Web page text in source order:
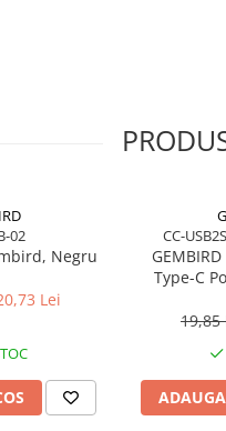
02
Negru
Lei
CC-
Type-C